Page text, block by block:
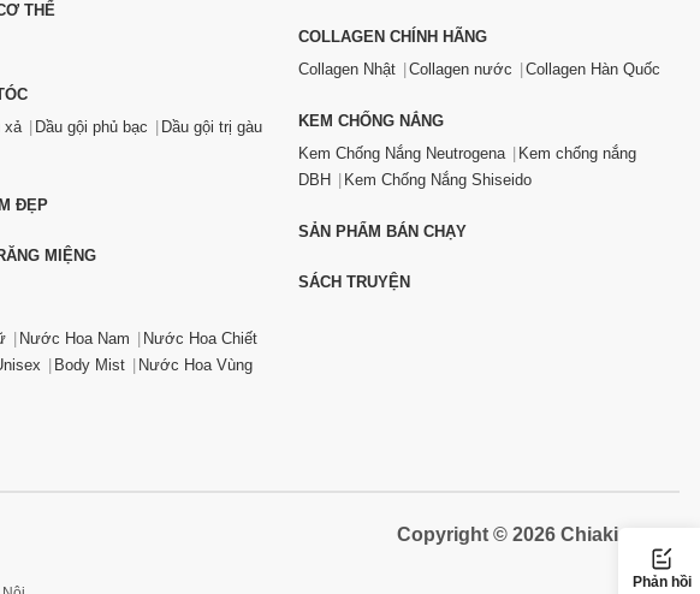
THỂ
xả Dầu gội phủ bạc
Dầu gội trị gàu
ĐẸP
MIỆNG
Nước Hoa Nam
Nước Hoa Chiết
Body Mist
Nước Hoa Vùng
COLLAGEN CHÍNH HÃNG
Collagen Nhật
Collagen nước Collagen Hàn Quốc
KEM CHỐNG NẮNG
Kem Chống Nắng Neutrogena
Kem chống nắng
DBH
Kem Chống Nắng Shiseido
SẢN PHẨM BÁN CHẠY
SÁCH TRUYỆN
Copyright © 2026 Chiaki.vn
Phản hồi